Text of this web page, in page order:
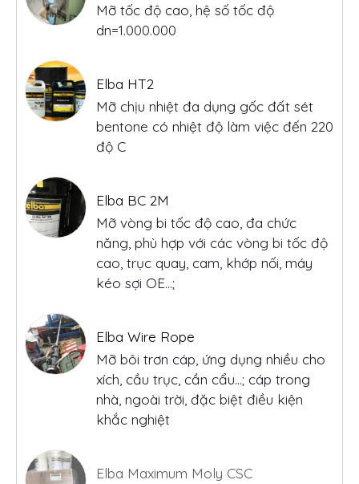
Mỡ tốc độ cao, hệ số tốc độ
dn=1.000.000
Elba HT2
Mỡ chịu nhiệt đa dụng gốc đất sét
bentone có nhiệt độ làm việc đến 220
độ C
Elba BC 2M
Mỡ vòng bi tốc độ cao, đa chức
năng, phù hợp với các vòng bi tốc độ
cao, trục quay, cam, khớp nối, máy
kéo sợi OE...;
Elba Wire Rope
Mỡ bôi trơn cáp, ứng dụng nhiều cho
xích, cầu trục, cần cẩu…; cáp trong
nhà, ngoài trời, đặc biệt điều kiện
khắc nghiệt
Elba Maximum Moly CSC